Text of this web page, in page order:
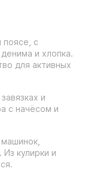
с
и хлопка.
для активных
и
с начёсом и
кулирки и